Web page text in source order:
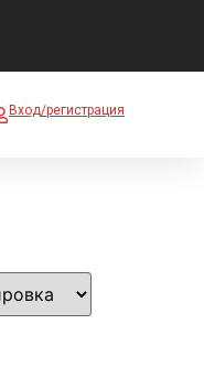
Вход/регистрация